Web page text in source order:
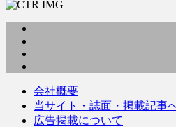
会社概要
当サイト・誌面・掲載記事
広告掲載について